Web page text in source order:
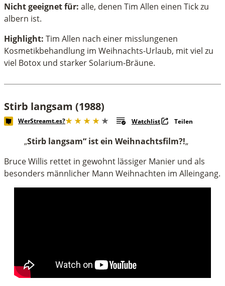
Nicht geeignet für: alle, denen Tim Allen einen Tick zu
albern ist.
Highlight: Tim Allen nach einer misslungenen
Kosmetikbehandlung im Weihnachts-Urlaub, mit viel zu
viel Botox und starker Solarium-Bräune.
Stirb langsam (1988)
WerStreamt.es? Watchlist Teilen
„Stirb langsam“ ist ein Weihnachtsfilm?!„
Bruce Willis rettet in gewohnt lässiger Manier und als
besonders männlicher Mann Weihnachten im Alleingang.